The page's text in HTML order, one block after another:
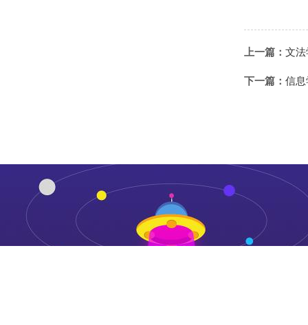
上一篇： 文
下一篇： 信